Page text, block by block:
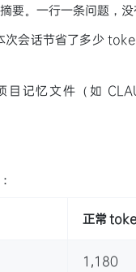
要。一行一条问题，没
会话节省了多少
目记忆文件（如
正常
1,180